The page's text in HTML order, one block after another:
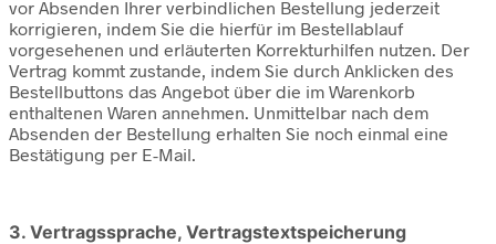
vor Absenden Ihrer verbindlichen Bestellung jederzeit
korrigieren, indem Sie die hierfür im Bestellablauf
vorgesehenen und erläuterten Korrekturhilfen nutzen. Der
Vertrag kommt zustande, indem Sie durch Anklicken des
Bestellbuttons das Angebot über die im Warenkorb
enthaltenen Waren annehmen. Unmittelbar nach dem
Absenden der Bestellung erhalten Sie noch einmal eine
Bestätigung per E-Mail.
3. Vertragssprache, Vertragstextspeicherung